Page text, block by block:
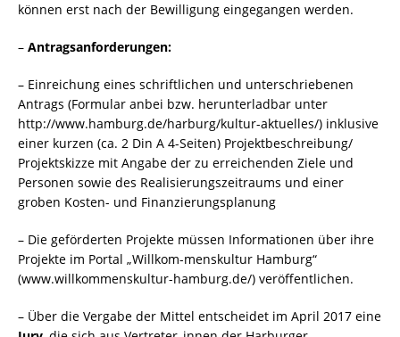
können erst nach der Bewilligung eingegangen werden.
– Antragsanforderungen:
– Einreichung eines schriftlichen und unterschriebenen
Antrags (Formular anbei bzw. herunterladbar unter
http://www.hamburg.de/harburg/kultur-aktuelles/) inklusive
einer kurzen (ca. 2 Din A 4-Seiten) Projektbeschreibung/
Projektskizze mit Angabe der zu erreichenden Ziele und
Personen sowie des Realisierungszeitraums und einer
groben Kosten- und Finanzierungsplanung
– Die geförderten Projekte müssen Informationen über ihre
Projekte im Portal „Willkom-menskultur Hamburg“
(www.willkommenskultur-hamburg.de/) veröffentlichen.
– Über die Vergabe der Mittel entscheidet im April 2017 eine